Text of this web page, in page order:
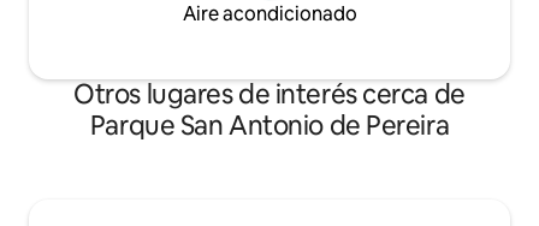
Aire acondicionado
Otros lugares de interés cerca de
Parque San Antonio de Pereira